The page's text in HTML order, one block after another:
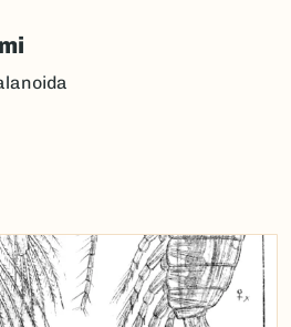
Ingen
138